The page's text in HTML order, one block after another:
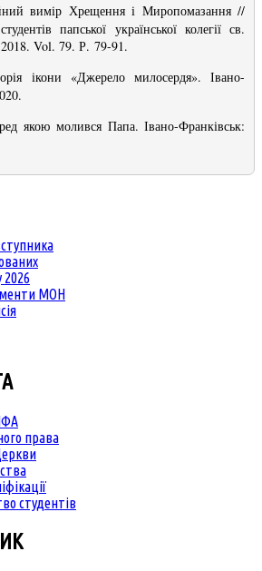
вимір Хрещення і Миропомазання //
папської української колегії св.
Vol. 79. Р. 79-91.
ікони «Джерело милосердя». Івано-
якою молився Папа. Івано-Франківськ:
МОН
права
студентів